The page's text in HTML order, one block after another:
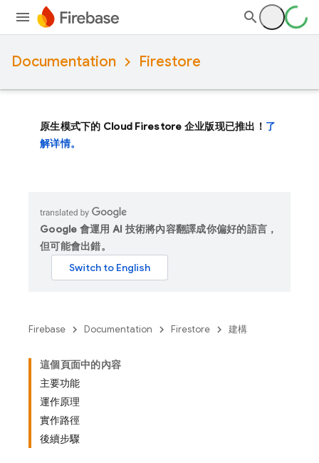
Documentation Firestore
原生模式下的 Cloud Firestore 企业版现已推出！ 了
解详情。
Google 會運用 AI 技術將內容翻譯成你偏好的語言，
但可能會出錯。
Firebase Documentation Firestore 建構
這個頁面中的內容
主要功能
運作原理
實作路徑
後續步驟